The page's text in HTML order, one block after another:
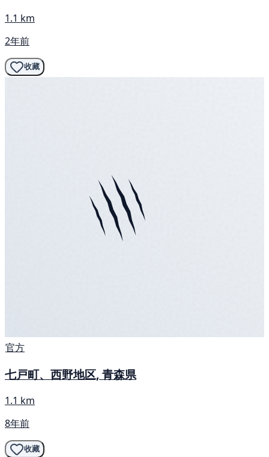
1.1 km
2年前
收藏
官方
七戸町、西野地区, 青森県
1.1 km
8年前
收藏